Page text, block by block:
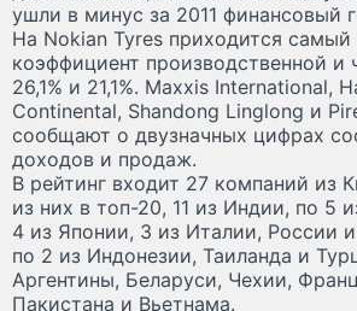
ушли в минус за 2011 финансовый
На Nokian Tyres приходится
коэффициент производственной и
26,1% и 21,1%. Maxxis International,
Continental, Shandong Linglong и
сообщают о двузначных цифрах
доходов и продаж.
В рейтинг входит 27 компаний из
из них в топ-20, 11 из Индии, по 5
4 из Японии, 3 из Италии, России
по 2 из Индонезии, Таиланда и
Аргентины, Беларуси, Чехии,
Пакистана и Вьетнама.